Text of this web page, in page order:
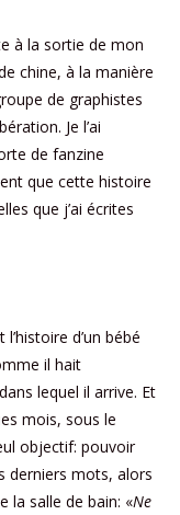
à la sortie de mon
chine, à la manière
de graphistes
Je l’ai
de fanzine
que cette histoire
que j’ai écrites
l’histoire d’un bébé
il hait
lequel il arrive. Et
mois, sous le
objectif: pouvoir
derniers mots, alors
la salle de bain: «Ne